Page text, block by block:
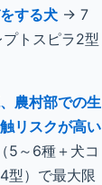
する犬 → 7
トスピラ2型
農村部での生
リスクが高い
5～6種＋犬コ
型）で最大限